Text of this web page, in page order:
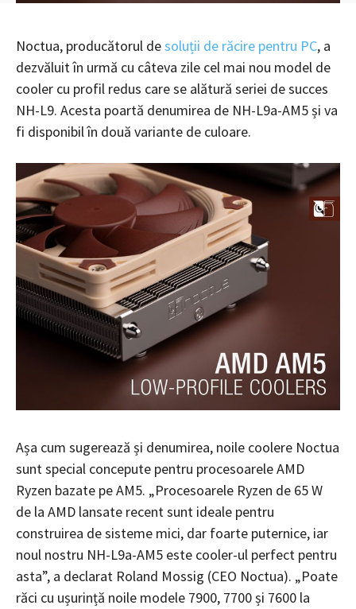
Noctua, producătorul desoluții de răcire pentru PC, a
dezvăluit în urmă cu câteva zile cel mai nou model de
cooler cu profil redus care se alătură seriei de succes
NH-L9. Acesta poartă denumirea de NH-L9a-AM5 și va
fi disponibil în două variante de culoare.
Așa cum sugerează și denumirea, noile coolere Noctua
sunt special concepute pentru procesoarele AMD
Ryzen bazate pe AM5. „Procesoarele Ryzen de 65 W
de la AMD lansate recent sunt ideale pentru
construirea de sisteme mici, dar foarte puternice, iar
noul nostru NH-L9a-AM5 este cooler-ul perfect pentru
asta”, a declarat Roland Mossig (CEO Noctua). „Poate
răci cu ușurință noile modele 7900, 7700 și 7600 la